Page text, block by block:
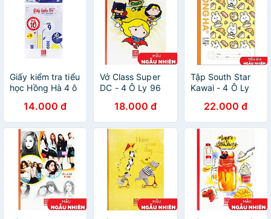
Giấy kiểm tra tiểu
học Hồng Hà 4 ô
x 240mm 10 tờ
đôi và 10 tờ đơn
- 4964
14.000 đ
Vở Class Super
DC - 4 Ô Ly 96
120g/m2 - Hồng
Hà 0413 (Mẫu
Màu Giao Ngẫu
Nhiên)
18.000 đ
Tập South Star
Kawai - 4 Ô Ly
Trang 58gsm -
Hồng Hà 0764
(Mẫu Bìa Giao
Ngẫu Nhiên)
22.000 đ